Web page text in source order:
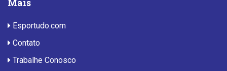
Esportudo.com
Contato
Trabalhe Conosco